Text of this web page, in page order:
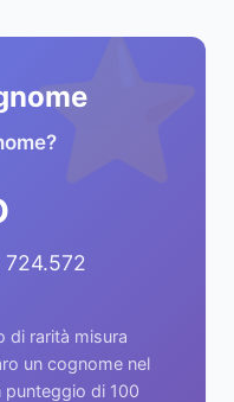
⭐
724.572
di rarità misura
un cognome nel
punteggio di 100